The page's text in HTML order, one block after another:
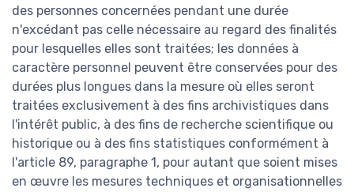
des personnes concernées pendant une durée
n'excédant pas celle nécessaire au regard des finalités
pour lesquelles elles sont traitées; les données à
caractère personnel peuvent être conservées pour des
durées plus longues dans la mesure où elles seront
traitées exclusivement à des fins archivistiques dans
l'intérêt public, à des fins de recherche scientifique ou
historique ou à des fins statistiques conformément à
l'article 89, paragraphe 1, pour autant que soient mises
en œuvre les mesures techniques et organisationnelles